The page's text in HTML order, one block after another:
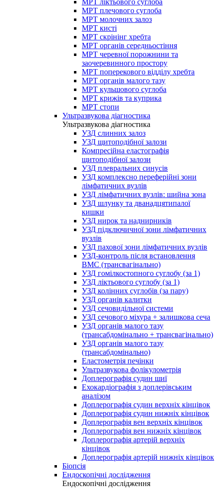
МРТ ліктьового суглоба
МРТ плечового суглоба
МРТ молочних залоз
МРТ кисті
МРТ скрінінг хребта
МРТ органів середньостіння
МРТ черевної порожнини та
заочеревинного простору
МРТ поперекового відділу хребта
МРТ органів малого тазу
МРТ кульшового суглоба
МРТ крижів та куприка
МРТ стопи
Ультразвукова діагностика
Ультразвукова діагностика
УЗД слинних залоз
УЗД щитоподібної залози
Компресійна еластографія
щитоподібної залози
УЗД плевральних синусів
УЗД комплексно переферійні зони
лімфатичних вузлів
УЗД лімфатичних вузлів: шийна зона
УЗД шлунку та дванадцятипалої
кишки
УЗД нирок та наднирників
УЗД підключичної зони лімфатичних
вузлів
УЗД пахової зони лімфатичних вузлів
УЗД-контроль після встановлення
ВМС (трансвагінально)
УЗД гомілкостопного суглобу (за 1)
УЗД ліктьового суглобу (за 1)
УЗД колінних суглобів (за пару)
УЗД органів калитки
УЗД сечовидільної системи
УЗД сечового міхура + залишкова сеча
УЗД органів малого тазу
(трансабдомінально + трансвагінально)
УЗД органів малого тазу
(трансабдомінально)
Еластометрія печінки
Ультразвукова фолікулометрія
Доплерографія судин шиї
Ехокардіографія з доплерівським
аналізом
Доплерографія судин верхніх кінцівок
Доплерографія судин нижніх кінцівок
Доплерографія вен верхніх кінцівок
Доплерографія вен нижніх кінцівок
Доплерографія артерій верхніх
кінцівок
Доплерографія артерій нижніх кінцівок
Біопсія
Ендоскопічні дослідження
Ендоскопічні дослідження